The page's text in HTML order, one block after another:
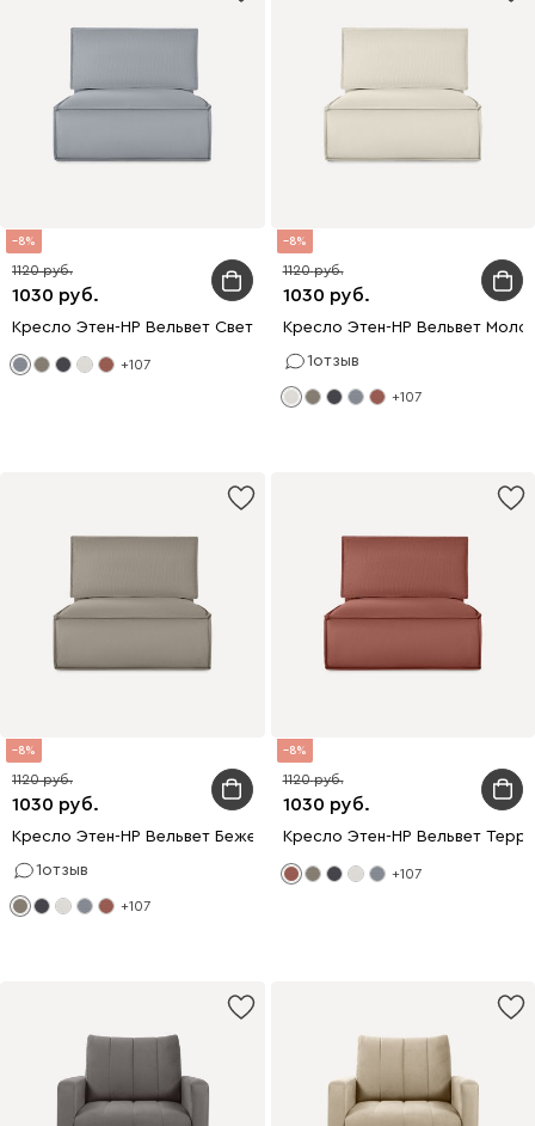
8
1030
1120
Кресло Этен-НР Вельвет Светло-серый
+107
8
1030
1120
Кресло Этен-НР Вельвет
1отзыв
+107
8
1030
1120
Кресло Этен-НР Вельвет Бежевый
1отзыв
+107
8
1030
1120
Кресло Этен-НР Вельвет
+107